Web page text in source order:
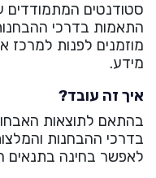
סטודנטים המתמודדים
התאמות בדרכי
מוזמנים לפנות למרכז
מידע.
איך זה עובד?
בהתאם לתוצאות
בדרכי ההבחנות
לאפשר בחינה בתנאים